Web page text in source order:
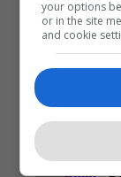
your options
or in the site
and cookie